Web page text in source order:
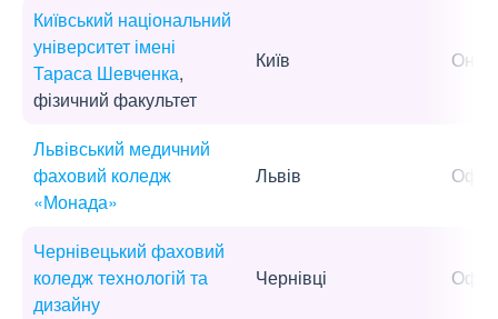
Київський національний
університет імені
Тараса Шевченка,
фізичний факультет
Київ
Львівський медичний
фаховий коледж
«Монада»
Львів
Чернівецький фаховий
коледж технологій та
дизайну
Чернівці